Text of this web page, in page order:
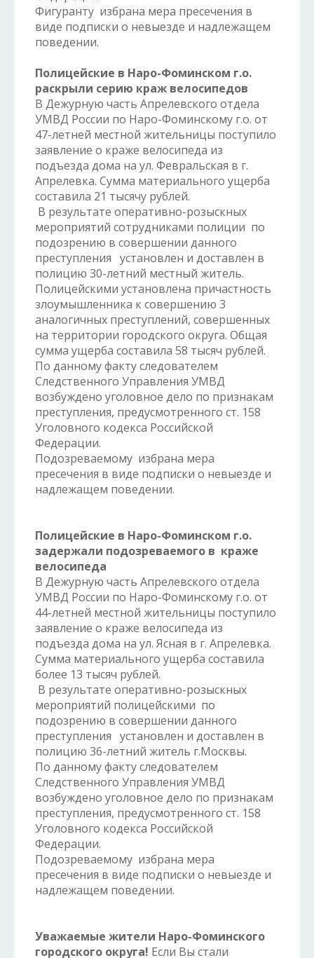
Фигуранту избрана мера пресечения в
виде подписки о невыезде и надлежащем
поведении.
Полицейские в Наро-Фоминском г.о.
раскрыли серию краж велосипедов
В Дежурную часть Апрелевского отдела
УМВД России по Наро-Фоминскому г.о. от
47-летней местной жительницы поступило
заявление о краже велосипеда из
подъезда дома на ул. Февральская в г.
Апрелевка. Сумма материального ущерба
составила 21 тысячу рублей.
В результате оперативно-розыскных
мероприятий сотрудниками полиции по
подозрению в совершении данного
преступления установлен и доставлен в
полицию 30-летний местный житель.
Полицейскими установлена причастность
злоумышленника к совершению 3
аналогичных преступлений, совершенных
на территории городского округа. Общая
сумма ущерба составила 58 тысяч рублей.
По данному факту следователем
Следственного Управления УМВД
возбуждено уголовное дело по признакам
преступления, предусмотренного ст. 158
Уголовного кодекса Российской
Федерации.
Подозреваемому избрана мера
пресечения в виде подписки о невыезде и
надлежащем поведении.
Полицейские в Наро-Фоминском г.о.
задержали подозреваемого в краже
велосипеда
В Дежурную часть Апрелевского отдела
УМВД России по Наро-Фоминскому г.о. от
44-летней местной жительницы поступило
заявление о краже велосипеда из
подъезда дома на ул. Ясная в г. Апрелевка.
Сумма материального ущерба составила
более 13 тысяч рублей.
В результате оперативно-розыскных
мероприятий полицейскими по
подозрению в совершении данного
преступления установлен и доставлен в
полицию 36-летний житель г.Москвы.
По данному факту следователем
Следственного Управления УМВД
возбуждено уголовное дело по признакам
преступления, предусмотренного ст. 158
Уголовного кодекса Российской
Федерации.
Подозреваемому избрана мера
пресечения в виде подписки о невыезде и
надлежащем поведении.
Уважаемые жители Наро-Фоминского
городского округа! Если Вы стали